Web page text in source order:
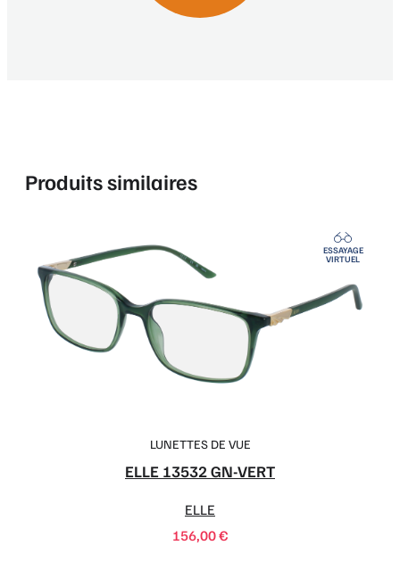
Produits similaires
LUNETTES DE VUE
ELLE 13532 GN-VERT
ELLE
156,00€
ESSAYAGE
VIRTUEL